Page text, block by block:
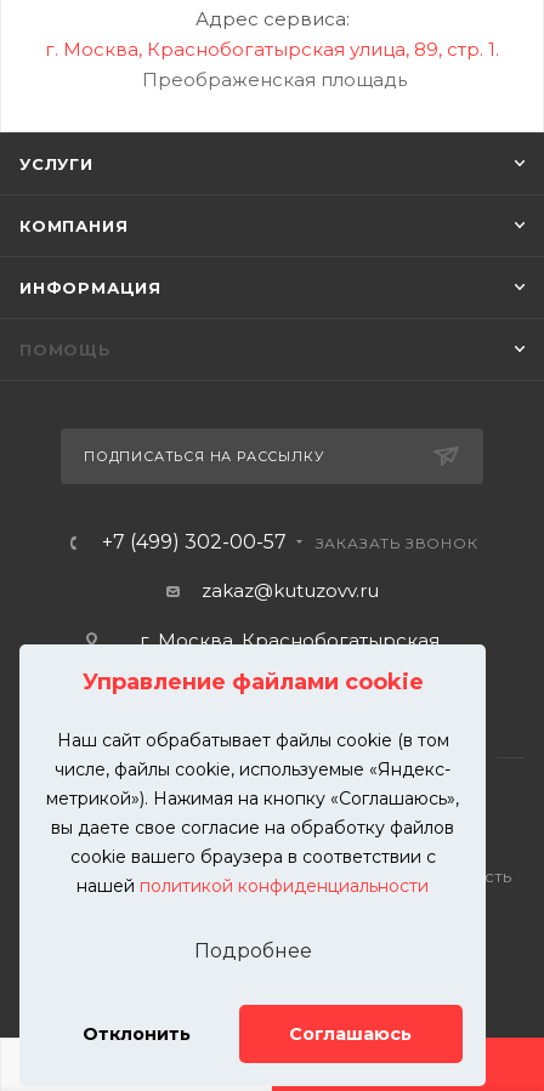
Управление файлами cookie
Наш сайт обрабатывает файлы cookie (в том
числе, файлы cookie, используемые «Яндекс-
метрикой»). Нажимая на кнопку «Соглашаюсь»,
вы даете свое согласие на обработку файлов
cookie вашего браузера в соответствии с
нашей политикой конфиденциальности
Подробнее
Отклонить Соглашаюсь
ДОБАВИТЬ УСЛУГУ
Адрес сервиса:
г. Москва, Краснобогатырская улица, 89, стр. 1.
Преображенская площадь
УСЛУГИ
КОМПАНИЯ
ИНФОРМАЦИЯ
ПОМОЩЬ
ПОДПИСАТЬСЯ НА РАССЫЛКУ
+7 (499) 302-00-57 ЗАКАЗАТЬ ЗВОНОК
zakaz@kutuzovv.ru
г. Москва, Краснобогатырская
2026 © KUTUZOVV | Кузовной ремонт и покраска
автомобилей. Вся информация на сайте – собственность
разрешения запрещена. Все права защищены.
Телефон: 8(499)-302-00-57